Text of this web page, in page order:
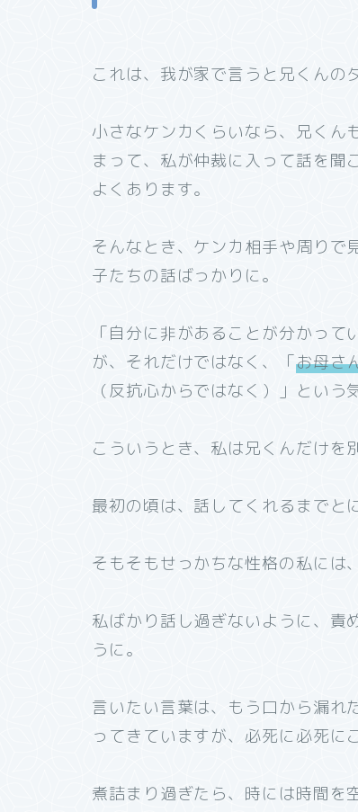
これは、我が家で言うと兄くんの
小さなケンカくらいなら、兄くん
まって、私が仲裁に入って話を聞
よくあります。
そんなとき、ケンカ相手や周りで
子たちの話ばっかりに。
「自分に非があることが分かっ
が、それだけではなく、「お母さ
（反抗心からではなく）」という
こういうとき、私は兄くんだけを
最初の頃は、話してくれるまでと
そもそもせっかちな性格の私には
私ばかり話し過ぎないように、責
うに。
言いたい言葉は、もう口から漏れ
ってきていますが、必死に必死に
煮詰まり過ぎたら、時には時間を